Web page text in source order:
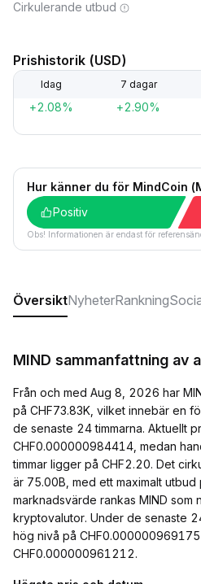
Cirkulerande utbud
Prishistorik (USD)
Idag 7 dagar
+2.08% +2.90%
Hur känner du för MindCoin
Positiv
Obs! Informationen är endast för
ÖversiktNyheterRankning
MIND sammanfattning av
Från och med Aug 8, 2026 har
på CHF73.83K, vilket innebär en
de senaste 24 timmarna. Aktuellt
CHF0.000000984414, medan
timmar ligger på CHF2.20. Det
är 75.00B, med ett maximalt utbud
marknadsvärde rankas MIND som
kryptovalutor. Under de senaste
hög nivå på
CHF0.000000961212.